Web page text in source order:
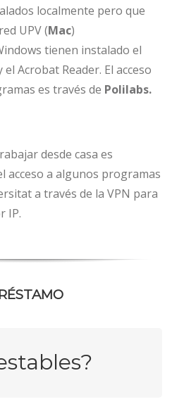
localmente pero que
UPV (Mac)
tienen instalado el
Acrobat Reader. El acceso
es través de Polilabs.
desde casa es
acceso a algunos programas
a través de la VPN para
IP.
DÍAS